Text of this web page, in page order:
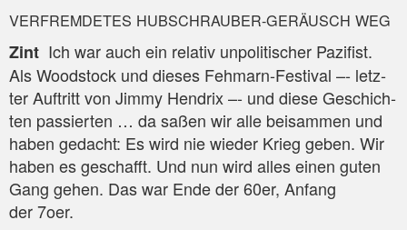
VERFREMDETES HUBSCHRAUBER-GERÄUSCH WEG
Zint Ich war auch ein rela­tiv unpo­li­ti­scher Pazi­fist.
Als Wood­stock und die­ses Feh­marn-Fes­ti­val –- letz­
ter Auf­tritt von Jim­my Hen­drix –- und die­se Geschich­
ten pas­sier­ten … da saßen wir alle bei­sam­men und
haben gedacht: Es wird nie wie­der Krieg geben. Wir
haben es geschafft. Und nun wird alles einen guten
Gang gehen. Das war Ende der 60er, Anfang
der 7oer.